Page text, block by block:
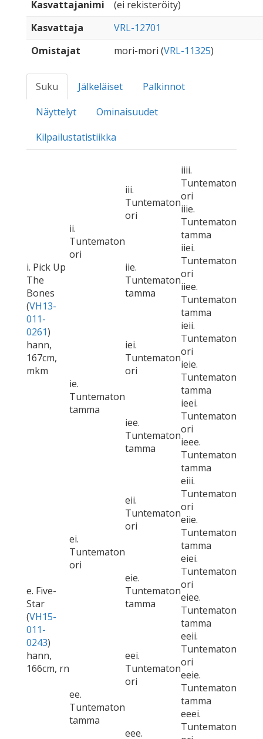
Kasvattajanimi
(ei rekisteröity)
Kasvattaja
VRL-12701
Omistajat
mori-mori (VRL-11325)
Suku Jälkeläiset
Palkinnot
Näyttelyt
Ominaisuudet
Kilpailustatistiikka
i. Pick Up
The
Bones
(VH13-
011-
0261)
hann,
167cm,
mkm
ii.
Tuntematon
ori
iii.
Tuntematon
ori
iiii.
Tuntematon
ori
iiie.
Tuntematon
tamma
iie.
Tuntematon
tamma
iiei.
Tuntematon
ori
iiee.
Tuntematon
tamma
ie.
Tuntematon
tamma
iei.
Tuntematon
ori
ieii.
Tuntematon
ori
ieie.
Tuntematon
tamma
iee.
Tuntematon
tamma
ieei.
Tuntematon
ori
ieee.
Tuntematon
tamma
e. Five-
Star
(VH15-
011-
0243)
hann,
166cm, rn
ei.
Tuntematon
ori
eii.
Tuntematon
ori
eiii.
Tuntematon
ori
eiie.
Tuntematon
tamma
eie.
Tuntematon
tamma
eiei.
Tuntematon
ori
eiee.
Tuntematon
tamma
ee.
Tuntematon
tamma
eei.
Tuntematon
ori
eeii.
Tuntematon
ori
eeie.
Tuntematon
tamma
eee.
eeei.
Tuntematon